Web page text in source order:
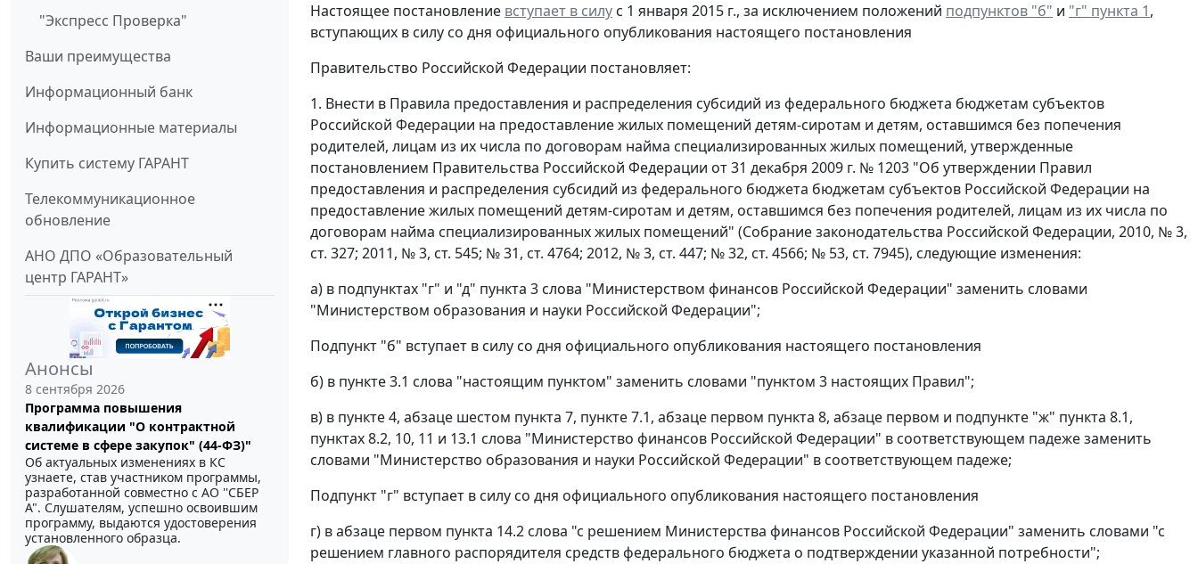
"Экспресс Проверка"
Ваши преимущества
Информационный банк
Информационные материалы
Купить систему ГАРАНТ
Телекоммуникационное
обновление
АНО ДПО «Образовательный
центр ГАРАНТ»
Анонсы
8 сентября 2026
Программа повышения
квалификации "О контрактной
системе в сфере закупок" (44-ФЗ)"
Об актуальных изменениях в КС
узнаете, став участником программы,
разработанной совместно с АО ''СБЕР
А". Слушателям, успешно освоившим
программу, выдаются удостоверения
установленного образца.
Настоящее постановление вступает в силу с 1 января 2015 г., за исключением положений подпунктов "б" и "г" пункта 1,
вступающих в силу со дня официального опубликования настоящего постановления
Правительство Российской Федерации постановляет:
1. Внести в Правила предоставления и распределения субсидий из федерального бюджета бюджетам субъектов
Российской Федерации на предоставление жилых помещений детям-сиротам и детям, оставшимся без попечения
родителей, лицам из их числа по договорам найма специализированных жилых помещений, утвержденные
постановлением Правительства Российской Федерации от 31 декабря 2009 г. № 1203 "Об утверждении Правил
предоставления и распределения субсидий из федерального бюджета бюджетам субъектов Российской Федерации на
предоставление жилых помещений детям-сиротам и детям, оставшимся без попечения родителей, лицам из их числа по
договорам найма специализированных жилых помещений" (Собрание законодательства Российской Федерации, 2010, № 3,
ст. 327; 2011, № 3, ст. 545; № 31, ст. 4764; 2012, № 3, ст. 447; № 32, ст. 4566; № 53, ст. 7945), следующие изменения:
а) в подпунктах "г" и "д" пункта 3 слова "Министерством финансов Российской Федерации" заменить словами
"Министерством образования и науки Российской Федерации";
Подпункт "б" вступает в силу со дня официального опубликования настоящего постановления
б) в пункте 3.1 слова "настоящим пунктом" заменить словами "пунктом 3 настоящих Правил";
в) в пункте 4, абзаце шестом пункта 7, пункте 7.1, абзаце первом пункта 8, абзаце первом и подпункте "ж" пункта 8.1,
пунктах 8.2, 10, 11 и 13.1 слова "Министерство финансов Российской Федерации" в соответствующем падеже заменить
словами "Министерство образования и науки Российской Федерации" в соответствующем падеже;
Подпункт "г" вступает в силу со дня официального опубликования настоящего постановления
г) в абзаце первом пункта 14.2 слова "с решением Министерства финансов Российской Федерации" заменить словами "с
решением главного распорядителя средств федерального бюджета о подтверждении указанной потребности";